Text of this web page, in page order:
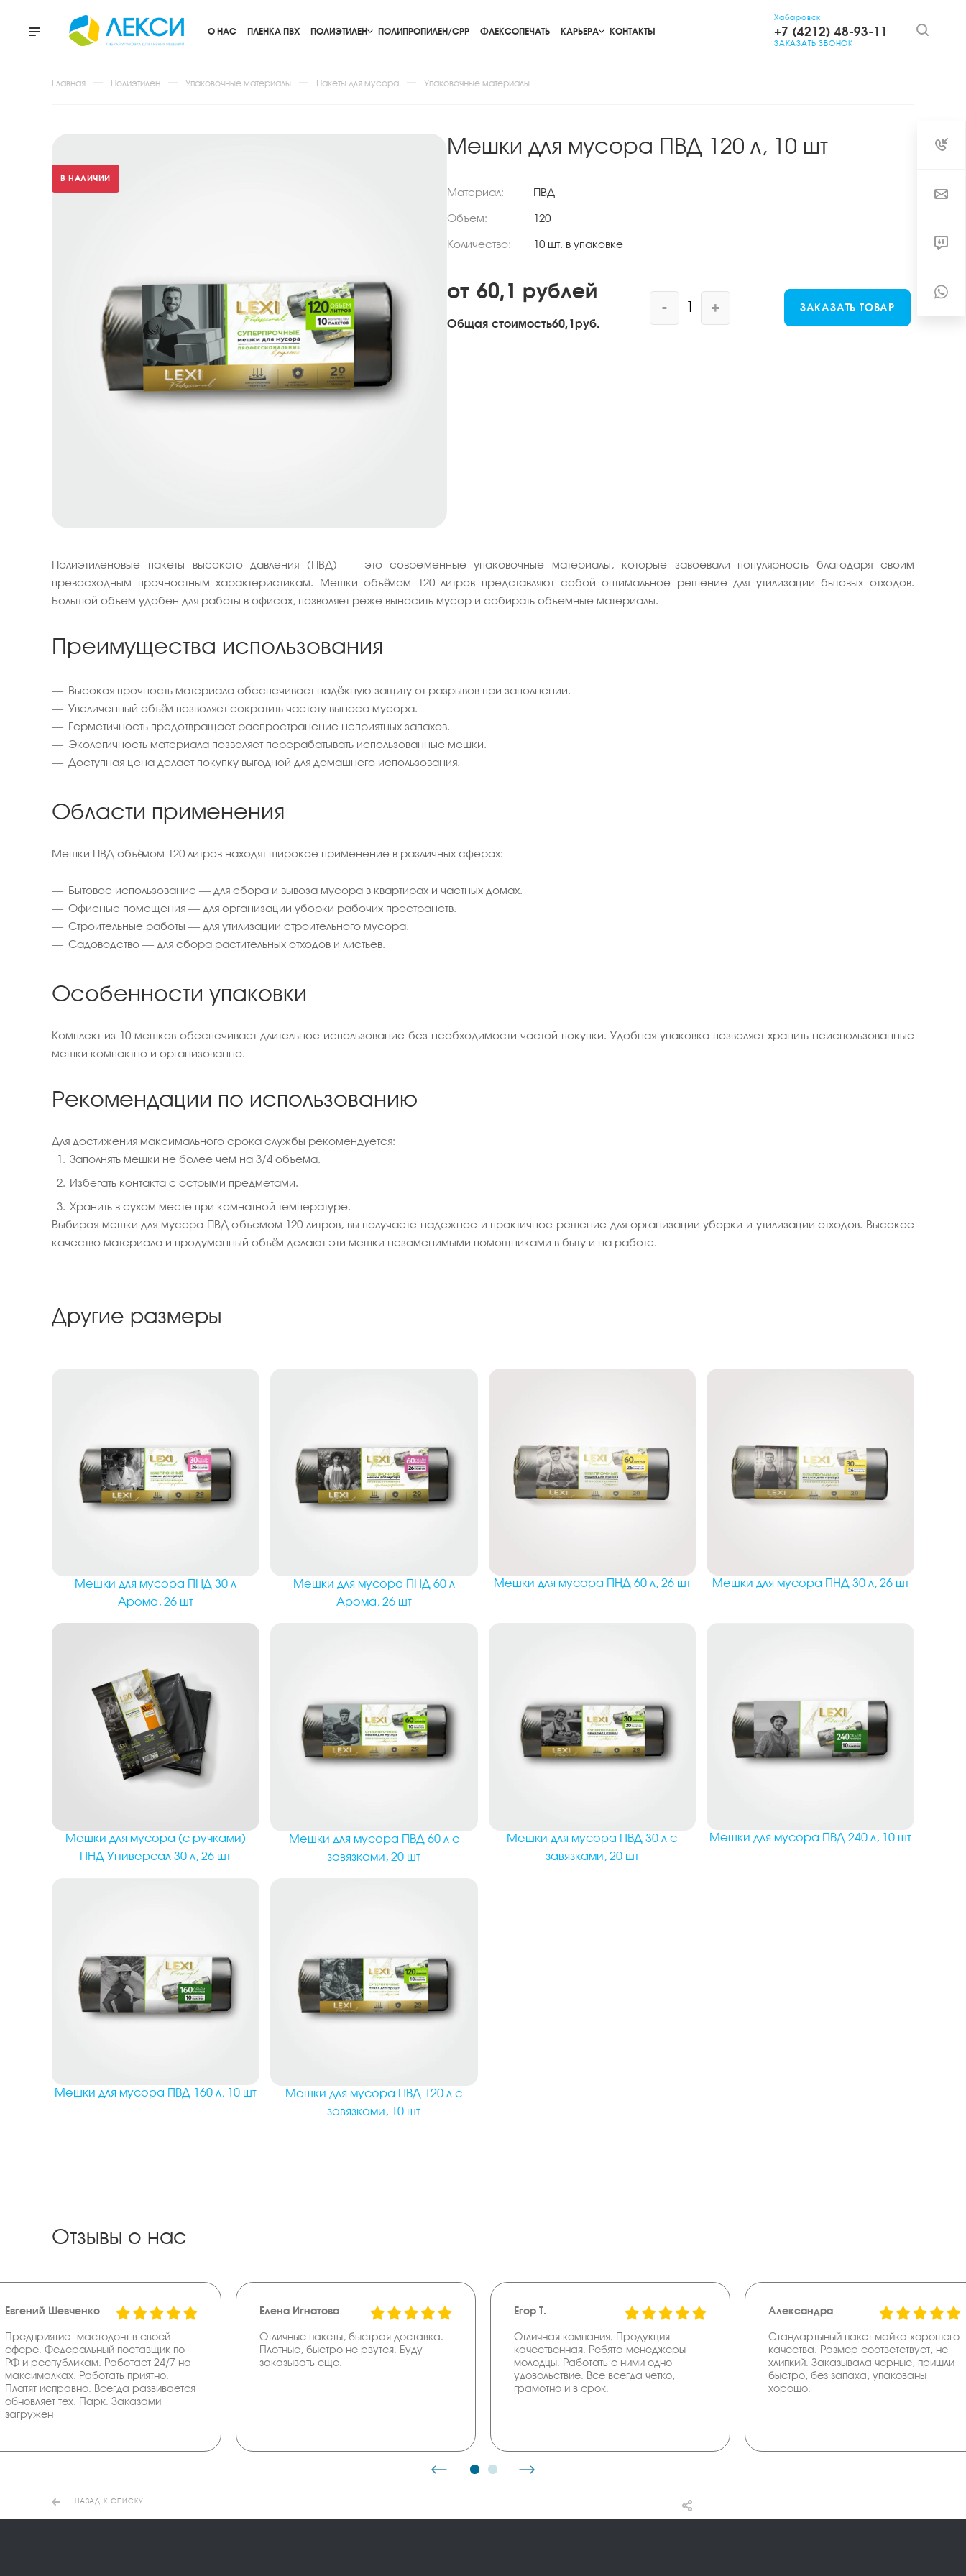
Хабаровск
+7 (4212) 48-93-11
ЗАКАЗАТЬ ЗВОНОК
О НАС ПЛЕНКА ПВХ ПОЛИЭТИЛЕН ПОЛИПРОПИЛЕН/CPP ФЛЕКСОПЕЧАТЬ КАРЬЕРА КОНТАКТЫ
Главная Полиэтилен Упаковочные материалы Пакеты для мусора Упаковочные материалы
В НАЛИЧИИ
Мешки для мусора ПВД 120 л, 10 шт
Материал: ПВД
Объем: 120
Количество: 10 шт. в упаковке
от 60,1 рублей
Общая стоимость60,1руб.
- + ЗАКАЗАТЬ ТОВАР
Полиэтиленовые пакеты высокого давления (ПВД) — это современные упаковочные материалы, которые завоевали популярность благодаря своим
превосходным прочностным характеристикам. Мешки объёмом 120 литров представляют собой оптимальное решение для утилизации бытовых отходов.
Большой объем удобен для работы в офисах, позволяет реже выносить мусор и собирать объемные материалы.
Преимущества использования
Высокая прочность материала обеспечивает надёжную защиту от разрывов при заполнении.
Увеличенный объём позволяет сократить частоту выноса мусора.
Герметичность предотвращает распространение неприятных запахов.
Экологичность материала позволяет перерабатывать использованные мешки.
Доступная цена делает покупку выгодной для домашнего использования.
Области применения
Мешки ПВД объёмом 120 литров находят широкое применение в различных сферах:
Бытовое использование — для сбора и вывоза мусора в квартирах и частных домах.
Офисные помещения — для организации уборки рабочих пространств.
Строительные работы — для утилизации строительного мусора.
Садоводство — для сбора растительных отходов и листьев.
Особенности упаковки
Комплект из 10 мешков обеспечивает длительное использование без необходимости частой покупки. Удобная упаковка позволяет хранить неиспользованные
мешки компактно и организованно.
Рекомендации по использованию
Для достижения максимального срока службы рекомендуется:
Заполнять мешки не более чем на 3/4 объема.
Избегать контакта с острыми предметами.
Хранить в сухом месте при комнатной температуре.
Выбирая мешки для мусора ПВД объемом 120 литров, вы получаете надежное и практичное решение для организации уборки и утилизации отходов. Высокое
качество материала и продуманный объём делают эти мешки незаменимыми помощниками в быту и на работе.
Другие размеры
Мешки для мусора ПНД 30 л
Арома, 26 шт
Мешки для мусора ПНД 60 л
Арома, 26 шт
Мешки для мусора ПНД 60 л, 26 шт Мешки для мусора ПНД 30 л, 26 шт
Мешки для мусора (с ручками)
ПНД Универсал 30 л, 26 шт
Мешки для мусора ПВД 60 л с
завязками, 20 шт
Мешки для мусора ПВД 30 л с
завязками, 20 шт
Мешки для мусора ПВД 240 л, 10 шт
Мешки для мусора ПВД 160 л, 10 шт
Мешки для мусора ПВД 120 л с
завязками, 10 шт
Отзывы о нас
Евгений Шевченко
Предприятие -мастодонт в своей
сфере. Федеральный поставщик по
РФ и республикам. Работает 24/7 на
максималках. Работать приятно.
Платят исправно. Всегда развивается
обновляет тех. Парк. Заказами
загружен
Елена Игнатова
Отличные пакеты, быстрая доставка.
Плотные, быстро не рвутся. Буду
заказывать еще.
Егор Т.
Отличная компания. Продукция
качественная. Ребята менеджеры
молодцы. Работать с ними одно
удовольствие. Все всегда четко,
грамотно и в срок.
Александра
Стандартыный пакет майка хорошего
качества. Размер соответствует, не
хлипкий. Заказывала черные, пришли
быстро, без запаха, упакованы
хорошо.
НАЗАД К СПИСКУ